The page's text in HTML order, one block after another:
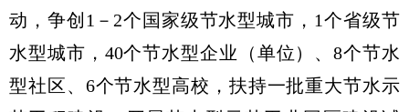
动，争创1－2个国家级节水型城市，1个省级节
水型城市，40个节水型企业（单位）、8个节水
型社区、6个节水型高校，扶持一批重大节水示